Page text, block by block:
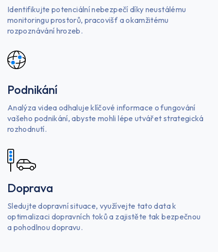
Identifikujte potenciální nebezpečí díky neustálému
monitoringu prostorů, pracovišť a okamžitému
rozpoznávání hrozeb.
Podnikání
Analýza videa odhaluje klíčové informace o fungování
vašeho podnikání, abyste mohli lépe utvářet strategická
rozhodnutí.
Doprava
Sledujte dopravní situace, využívejte tato data k
optimalizaci dopravních toků a zajistěte tak bezpečnou
a pohodlnou dopravu.